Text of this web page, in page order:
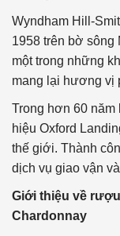
Wyndham Hill-
1958 trên bờ sông
một trong những
mang lại hương vị
Trong hơn 60
hiệu Oxford
thế giới. Thành
dịch vụ giao vận
Giới thiệu về
Chardonnay